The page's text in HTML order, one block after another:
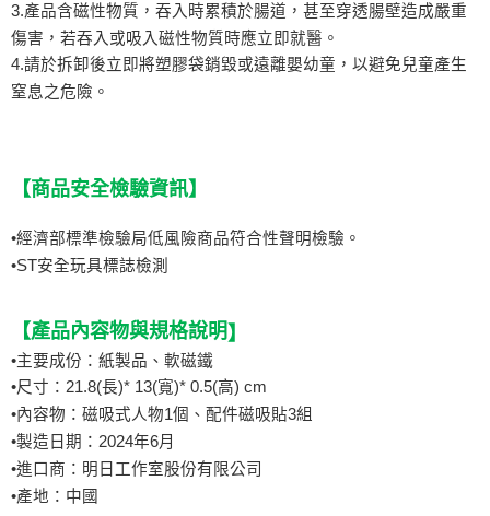
3.產品含磁性物質，吞入時累積於腸道，甚至穿透腸壁造成嚴重
傷害，若吞入或吸入磁性物質時應立即就醫。
4.請於拆卸後立即將塑膠袋銷毀或遠離嬰幼童，以避免兒童產生
窒息之危險。
【商品安全檢驗資訊】
•經濟部標準檢驗局低風險商品符合性聲明檢驗。
•ST安全玩具標誌檢測
【產品內容物與規格說明 】
•主要成份：紙製品、軟磁鐵
•尺寸：21.8(長)* 13(寬)* 0.5(高) cm
•內容物：磁吸式人物1個、配件磁吸貼3組
•製造日期：2024年6月
•進口商：明日工作室股份有限公司
•產地：中國